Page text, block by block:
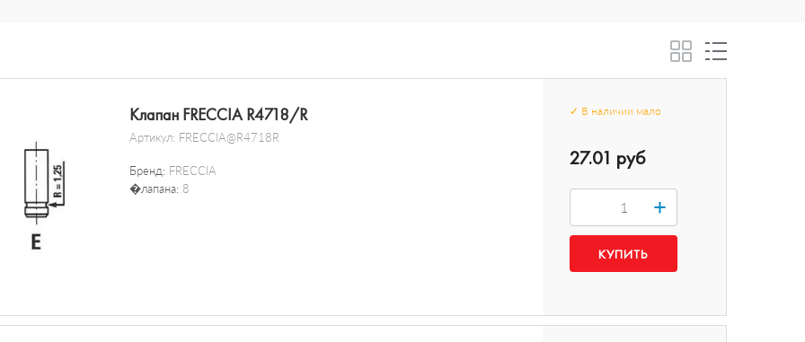
Клапан FRECCIA R4718/R
Артикул: FRECCIA@R4718R
Бренд: FRECCIA
�лапана: 8
✓ В наличии мало
27.01 руб
+